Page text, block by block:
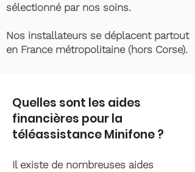
sélectionné par nos soins.
Nos installateurs se déplacent partout
en France métropolitaine (hors Corse).
Quelles sont les aides
financières pour la
téléassistance Minifone ?
Il existe de nombreuses aides